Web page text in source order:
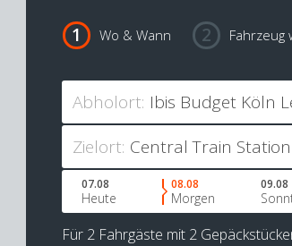
Wo & Wann Fahrzeug
Abholort:
Zielort:
07.08
Heute
08.08
Morgen
09.08
Für 2 Fahrgäste mit 2